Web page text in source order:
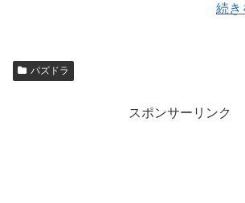
続き
パズドラ
スポンサーリンク